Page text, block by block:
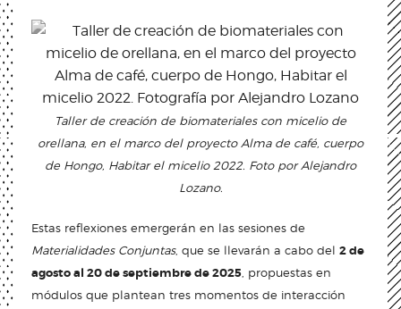
Taller de creación de biomateriales con micelio de
orellana, en el marco del proyecto Alma de café, cuerpo
de Hongo, Habitar el micelio 2022. Foto por Alejandro
Lozano.
Estas reflexiones emergerán en las sesiones de
Materialidades Conjuntas, que se llevarán a cabo del 2 de
agosto al 20 de septiembre de 2025, propuestas en
módulos que plantean tres momentos de interacción